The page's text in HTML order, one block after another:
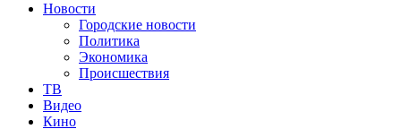
Новости
Городские новости
Политика
Экономика
Происшествия
ТВ
Видео
Кино